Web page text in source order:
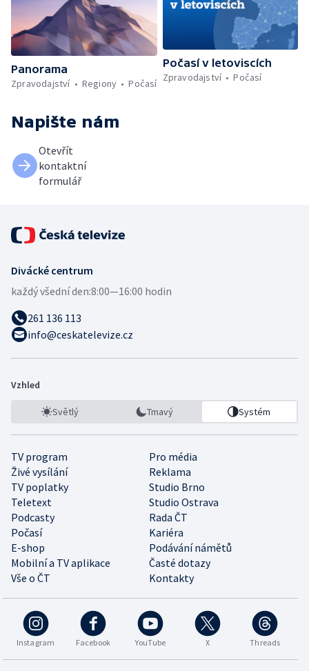
Panorama
Zpravodajství
Regiony Počasí
Počasí v letoviscích
Zpravodajství
Počasí
Napište nám
Otevřít
kontaktní
formulář
Divácké centrum
každý všední den:8:00—16:00 hodin
261 136 113
info@ceskatelevize.cz
Vzhled
Světlý Tmavý Systém
TV program
Pro média
Živé vysílání
Reklama
TV poplatky
Studio Brno
Teletext
Studio Ostrava
Podcasty
Rada ČT
Počasí
Kariéra
E-shop
Podávání námětů
Mobilní a TV aplikace
Časté dotazy
Vše o ČT
Kontakty
Instagram Facebook YouTube X Threads